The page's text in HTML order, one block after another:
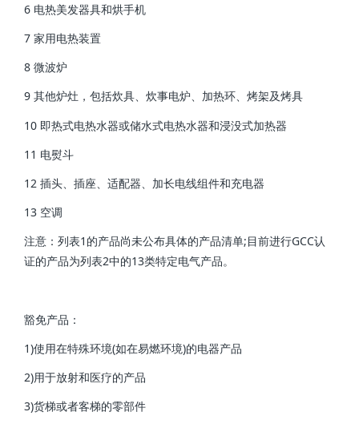
6 电热美发器具和烘手机
7 家用电热装置
8 微波炉
9 其他炉灶，包括炊具、炊事电炉、加热环、烤架及烤具
10 即热式电热水器或储水式电热水器和浸没式加热器
11 电熨斗
12 插头、插座、适配器、加长电线组件和充电器
13 空调
注意：列表1的产品尚未公布具体的产品清单;目前进行GCC认
证的产品为列表2中的13类特定电气产品。
豁免产品：
1)使用在特殊环境(如在易燃环境)的电器产品
2)用于放射和医疗的产品
3)货梯或者客梯的零部件